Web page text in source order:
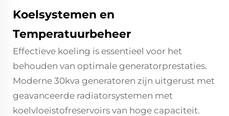
Koelsystemen en
Temperatuurbeheer
Effectieve koeling is essentieel voor het
behouden van optimale generatorprestaties.
Moderne 30kva generatoren zijn uitgerust met
geavanceerde radiatorsystemen met
koelvloeistofreservoirs van hoge capaciteit.